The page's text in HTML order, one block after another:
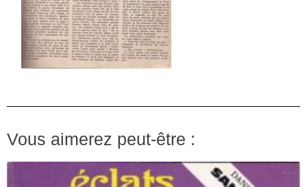
Vous aimerez peut-être :